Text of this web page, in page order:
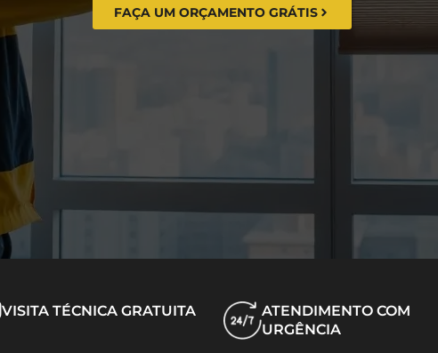
FAÇA UM ORÇAMENTO GRÁTIS
VISITA TÉCNICA GRATUITA
ATENDIMENTO COM
URGÊNCIA